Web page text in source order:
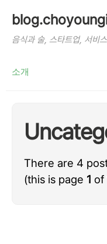
음식과 술, 스타트업, 서비스
소개
There are 4
(this is page 1 of